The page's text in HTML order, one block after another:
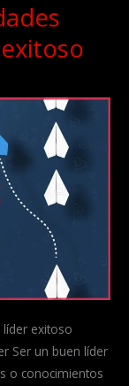
líder exitoso
Ser un buen líder
o conocimientos